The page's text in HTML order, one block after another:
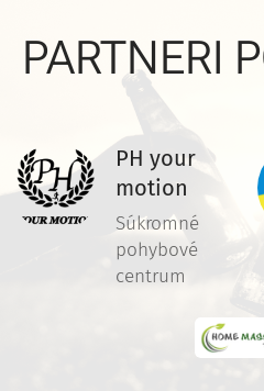
PARTNERI
PH your
motion
Súkromné
pohybové
centrum